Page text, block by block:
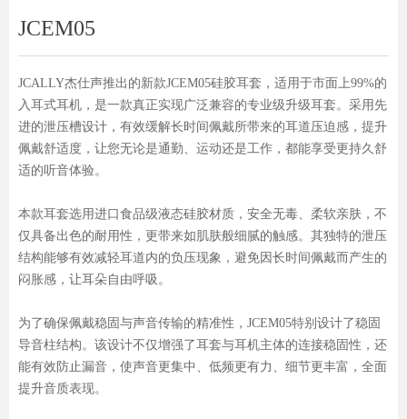
JCEM05
JCALLY杰仕声推出的新款JCEM05硅胶耳套，适用于市面上99%的
入耳式耳机，是一款真正实现广泛兼容的专业级升级耳套。采用先
进的泄压槽设计，有效缓解长时间佩戴所带来的耳道压迫感，提升
佩戴舒适度，让您无论是通勤、运动还是工作，都能享受更持久舒
适的听音体验。
本款耳套选用进口食品级液态硅胶材质，安全无毒、柔软亲肤，不
仅具备出色的耐用性，更带来如肌肤般细腻的触感。其独特的泄压
结构能够有效减轻耳道内的负压现象，避免因长时间佩戴而产生的
闷胀感，让耳朵自由呼吸。
为了确保佩戴稳固与声音传输的精准性，JCEM05特别设计了稳固
导音柱结构。该设计不仅增强了耳套与耳机主体的连接稳固性，还
能有效防止漏音，使声音更集中、低频更有力、细节更丰富，全面
提升音质表现。